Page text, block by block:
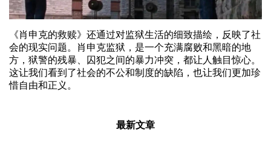
《肖申克的救赎》还通过对监狱生活的细致描绘，反映了社
会的现实问题。肖申克监狱，是一个充满腐败和黑暗的地
方，狱警的残暴、囚犯之间的暴力冲突，都让人触目惊心。
这让我们看到了社会的不公和制度的缺陷，也让我们更加珍
惜自由和正义。
最新文章